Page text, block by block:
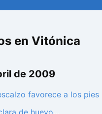
en Vitónica
de 2009
favorece a los pies
de huevo...